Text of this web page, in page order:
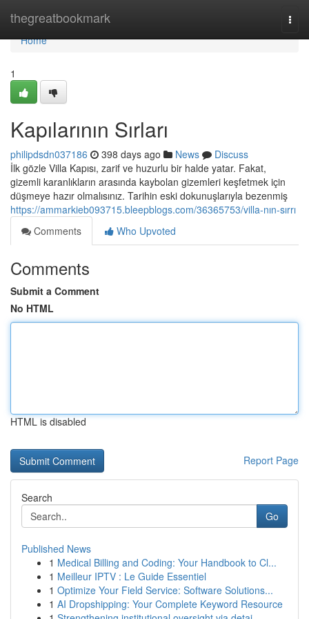
thegreatbookmark
Home
Home
1
Kapılarının Sırları
philipdsdn037186 398 days ago News
Discuss
İlk gözle Villa Kapısı, zarif ve huzurlu bir halde yatar. Fakat,
gizemli karanlıkların arasında kaybolan gizemleri keşfetmek için
düşmeye hazır olmalısınız. Tarihin eski dokunuşlarıyla bezenmiş
https://ammarkieb093715.bleepblogs.com/36365753/villa-nın-sırrı
Comments
Who Upvoted
Comments
Submit a Comment
No HTML
HTML is disabled
Report Page
Search
Go
Published News
1 Medical Billing and Coding: Your Handbook to Cl...
1 Meilleur IPTV : Le Guide Essentiel
1 Optimize Your Field Service: Software Solutions...
1 AI Dropshipping: Your Complete Keyword Resource